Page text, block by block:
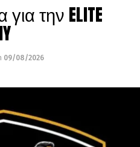
την ELITE
09/08/2026